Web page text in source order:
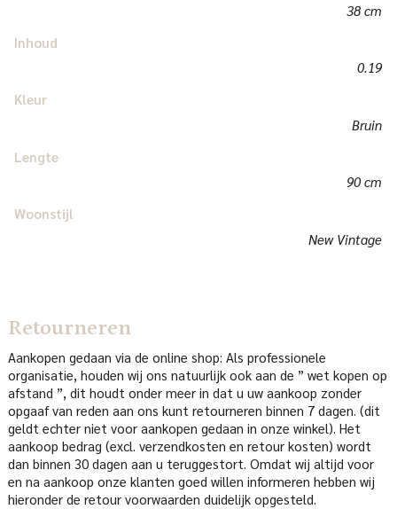
38 cm
Inhoud
0.19
Kleur
Bruin
Lengte
90 cm
Woonstijl
New Vintage
Retourneren
Aankopen gedaan via de online shop: Als professionele
organisatie, houden wij ons natuurlijk ook aan de ” wet kopen op
afstand ”, dit houdt onder meer in dat u uw aankoop zonder
opgaaf van reden aan ons kunt retourneren binnen 7 dagen. (dit
geldt echter niet voor aankopen gedaan in onze winkel). Het
aankoop bedrag (excl. verzendkosten en retour kosten) wordt
dan binnen 30 dagen aan u teruggestort. Omdat wij altijd voor
en na aankoop onze klanten goed willen informeren hebben wij
hieronder de retour voorwaarden duidelijk opgesteld.